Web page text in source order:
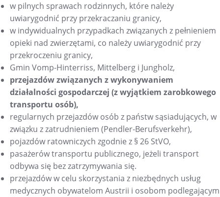
w pilnych sprawach rodzinnych, które należy
uwiarygodnić przy przekraczaniu granicy,
w indywidualnych przypadkach związanych z pełnieniem
opieki nad zwierzętami, co należy uwiarygodnić przy
przekroczeniu granicy,
Gmin Vomp-Hinterriss, Mittelberg i Jungholz,
przejazdów związanych z wykonywaniem
działalności gospodarczej (z wyjątkiem zarobkowego
transportu osób),
regularnych przejazdów osób z państw sąsiadujących, w
związku z zatrudnieniem (Pendler-Berufsverkehr),
pojazdów ratowniczych zgodnie z § 26 StVO,
pasażerów transportu publicznego, jeżeli transport
odbywa się bez zatrzymywania się.
przejazdów w celu skorzystania z niezbędnych usług
medycznych obywatelom Austrii i osobom podlegającym